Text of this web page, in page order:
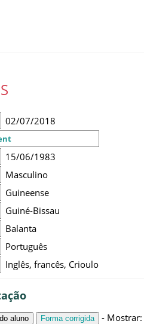
02/07/2018
15/06/1983
Masculino
Guineense
Guiné-Bissau
Balanta
Português
Inglês, francês, Crioulo
aluno Forma corrigida - Mostrar: